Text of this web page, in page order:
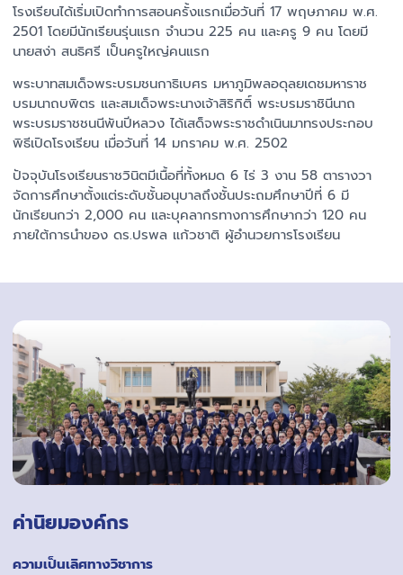
โรงเรียนได้เริ่มเปิดทำการสอนครั้งแรกเมื่อวันที่ 17 พฤษภาคม พ.ศ.
2501 โดยมีนักเรียนรุ่นแรก จำนวน 225 คน และครู 9 คน โดยมี
นายสง่า สนธิศรี เป็นครูใหญ่คนแรก
พระบาทสมเด็จพระบรมชนกาธิเบศร มหาภูมิพลอดุลยเดชมหาราช
บรมนาถบพิตร และสมเด็จพระนางเจ้าสิริกิติ์ พระบรมราชินีนาถ
พระบรมราชชนนีพันปีหลวง ได้เสด็จพระราชดำเนินมาทรงประกอบ
พิธีเปิดโรงเรียน เมื่อวันที่ 14 มกราคม พ.ศ. 2502
ปัจจุบันโรงเรียนราชวินิตมีเนื้อที่ทั้งหมด 6 ไร่ 3 งาน 58 ตารางวา
จัดการศึกษาตั้งแต่ระดับชั้นอนุบาลถึงชั้นประถมศึกษาปีที่ 6 มี
นักเรียนกว่า 2,000 คน และบุคลากรทางการศึกษากว่า 120 คน
ภายใต้การนำของ ดร.ปรพล แก้วชาติ ผู้อำนวยการโรงเรียน
ค่านิยมองค์กร
ความเป็นเลิศทางวิชาการ